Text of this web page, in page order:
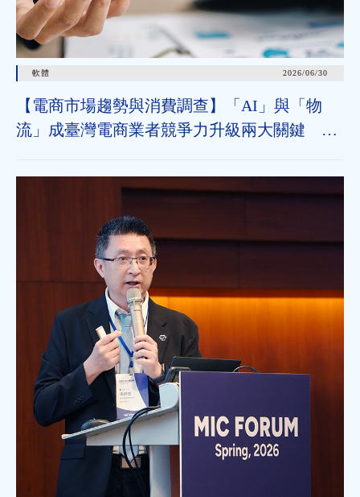
軟體 2026/06/30
【電商市場趨勢與消費調查】「AI」與「物
流」成臺灣電商業者競爭力升級兩大關鍵 近
超取